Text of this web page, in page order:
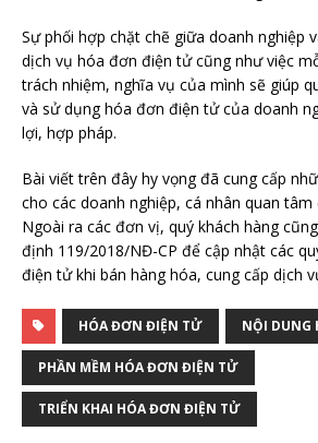
Sự phối hợp chặt chẽ giữa doanh nghiệp
dịch vụ hóa đơn điện tử cũng như việc
trách nhiệm, nghĩa vụ của mình sẽ giúp
và sử dụng hóa đơn điện tử của doanh
lợi, hợp pháp.
Bài viết trên đây hy vọng đã cung cấp
cho các doanh nghiệp, cá nhân quan
Ngoài ra các đơn vị, quý khách hàng
định 119/2018/NĐ-CP để cập nhật các
điện tử khi bán hàng hóa, cung cấp dịch
HÓA ĐƠN ĐIỆN TỬ NỘI DUNG
PHẦN MỀM HÓA ĐƠN ĐIỆN TỬ
TRIỂN KHAI HÓA ĐƠN ĐIỆN TỬ